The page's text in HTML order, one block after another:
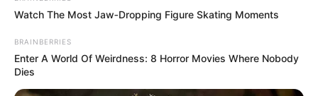
Watch The Most Jaw‑Dropping Figure Skating Moments
BRAINBERRIES
Enter A World Of Weirdness: 8 Horror Movies Where Nobody
Dies